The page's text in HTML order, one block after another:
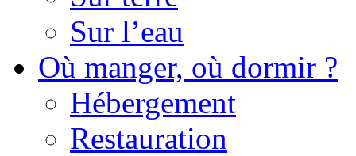
Sur l’eau
Où manger, où dormir ?
Hébergement
Restauration